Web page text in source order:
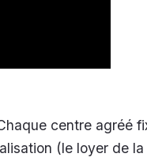
centre agréé
(le loyer de la